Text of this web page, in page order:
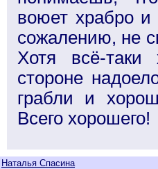
воюет храбро и
сожалению, не
Хотя всё-таки
стороне
грабли и
Всего хорошего!
Наталья Спасина